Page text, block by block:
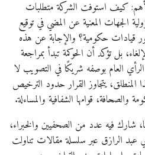
كيف استوفت الشركة متطلبات
الجهات المعنية عن المضي في توقيع
قيادات حكومية؟ والإجابة عن هذه
بل تؤكد أن الحوكمة تبدأ بمراجعة
العام بوصفه شريكًا في التصويب لا
يتجاوز القرار حدود الترخيص
قوامها الشفافية والمساءلة.
شارك فيه عدد من الصحفيين والخبراء،
الرازق عبر سلسلة مقالات تناولت